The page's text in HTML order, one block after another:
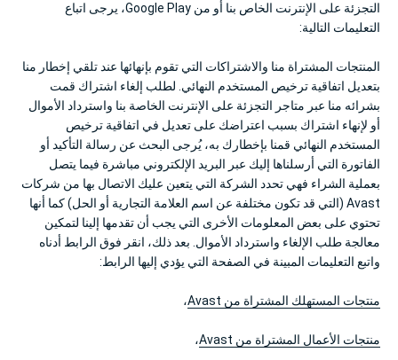
التجزئة على الإنترنت الخاص بنا أو من Google Play، يرجى اتباع
التعليمات التالية:
المنتجات المشتراة منا والاشتراكات التي تقوم بإنهائها عند تلقي إخطار منا
بتعديل اتفاقية ترخيص المستخدم النهائي. لطلب إلغاء اشتراك قمت
بشرائه منا عبر متاجر التجزئة على الإنترنت الخاصة بنا واسترداد الأموال
أو لإنهاء اشتراك بسبب اعتراضك على تعديل في اتفاقية ترخيص
المستخدم النهائي قمنا بإخطارك به، يُرجى البحث عن رسالة التأكيد أو
الفاتورة التي أرسلناها إليك عبر البريد الإلكتروني مباشرة فيما يتصل
بعملية الشراء فهي تحدد الشركة التي يتعين عليك الاتصال بها من شركات
Avast (التي قد تكون مختلفة عن اسم العلامة التجارية أو الحل) كما أنها
تحتوي على بعض المعلومات الأخرى التي يجب أن تقدمها إلينا لتمكين
معالجة طلب الإلغاء واسترداد الأموال. بعد ذلك، انقر فوق الرابط أدناه
واتبع التعليمات المبينة في الصفحة التي يؤدي إليها الرابط:
منتجات المستهلك المشتراة من Avast ،
منتجات الأعمال المشتراة من Avast ،